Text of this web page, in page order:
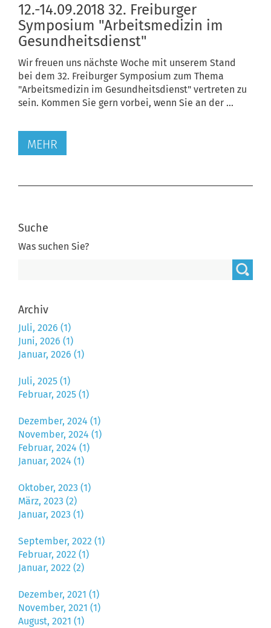
12.-14.09.2018 32. Freiburger
Symposium "Arbeitsmedizin im
Gesundheitsdienst"
Wir freuen uns nächste Woche mit unserem Stand
bei dem 32. Freiburger Symposium zum Thema
"Arbeitsmedizin im Gesundheitsdienst" vertreten zu
sein. Kommen Sie gern vorbei, wenn Sie an der ...
MEHR
Suche
Was suchen Sie?
Archiv
Juli, 2026 (1)
Juni, 2026 (1)
Januar, 2026 (1)
Juli, 2025 (1)
Februar, 2025 (1)
Dezember, 2024 (1)
November, 2024 (1)
Februar, 2024 (1)
Januar, 2024 (1)
Oktober, 2023 (1)
März, 2023 (2)
Januar, 2023 (1)
September, 2022 (1)
Februar, 2022 (1)
Januar, 2022 (2)
Dezember, 2021 (1)
November, 2021 (1)
August, 2021 (1)